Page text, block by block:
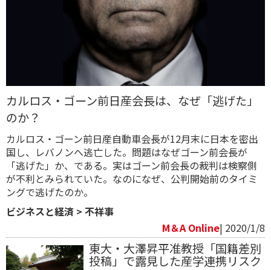
カルロス・ゴーン前日産会長は、なぜ「逃げた」
のか？
カルロス・ゴーン前日産自動車会長が12月末に日本を密出
国し、レバノンへ逃亡した。問題はなぜゴーン前会長が
「逃げた」か、である。実はゴーン前会長の裁判は検察側
が不利とみられていた。なのになぜ、公判開始前のタイミ
ングで逃げたのか。
ビジネスと経済 > 不祥事
M＆A Online| 2020/1/8
東大・大澤昇平准教授「国籍差別
投稿」で露見した産学連携リスク